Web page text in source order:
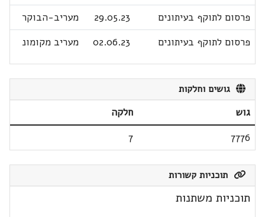
פרסום לתוקף בעיתונים
29.05.23
מעריב-הבוקר
פרסום לתוקף בעיתונים
02.06.23 מעריב מקומונ
גושים וחלקות
גוש
חלקה
7776
7
תוכניות קשורות
תוכניות משתנות